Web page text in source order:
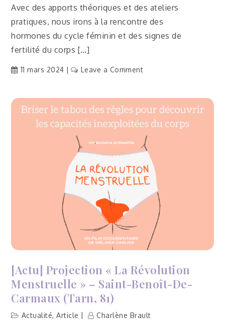
Avec des apports théoriques et des ateliers
pratiques, nous irons à la rencontre des
hormones du cycle féminin et des signes de
fertilité du corps […]
11 mars 2024 Leave a Commenton
au
féminin
–
Saint-
Benoît-
Carmaux
(Tarn,
[Actu] Projection « La Révolution
Menstruelle » – Saint-Benoît-De-
Carmaux (Tarn, 81)
Actualité,Article Charlène Brault